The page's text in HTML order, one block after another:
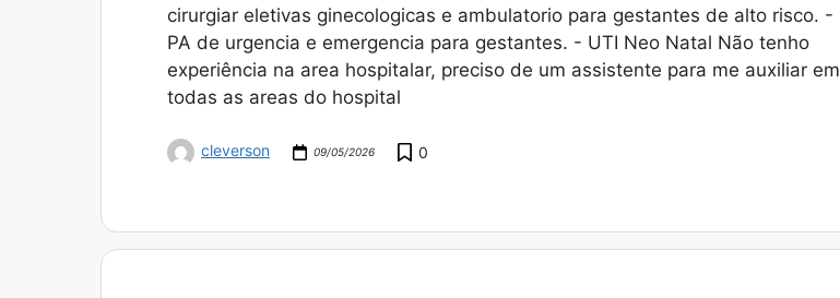
cirurgiar eletivas ginecologicas e ambulatorio para gestantes de alto risco. -
PA de urgencia e emergencia para gestantes. - UTI Neo Natal Não tenho
experiência na area hospitalar, preciso de um assistente para me auxiliar em
todas as areas do hospital
cleverson 09/05/2026 0